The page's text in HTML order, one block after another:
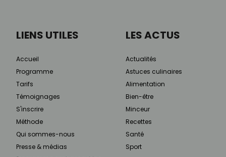
LIENS UTILES
Accueil
Programme
Tarifs
Témoignages
S'inscrire
Méthode
Qui sommes-nous
Presse & médias
LES ACTUS
Actualités
Astuces culinaires
Alimentation
Bien-être
Minceur
Recettes
Santé
Sport